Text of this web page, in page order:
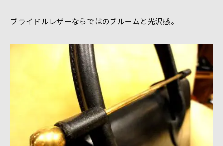
ブライドルレザーならではのブルームと光沢感。